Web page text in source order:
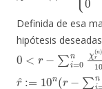
Definida de esa
hipótesis
0 < =0nχ n)
(i )
r 10n ( i=0n
(i